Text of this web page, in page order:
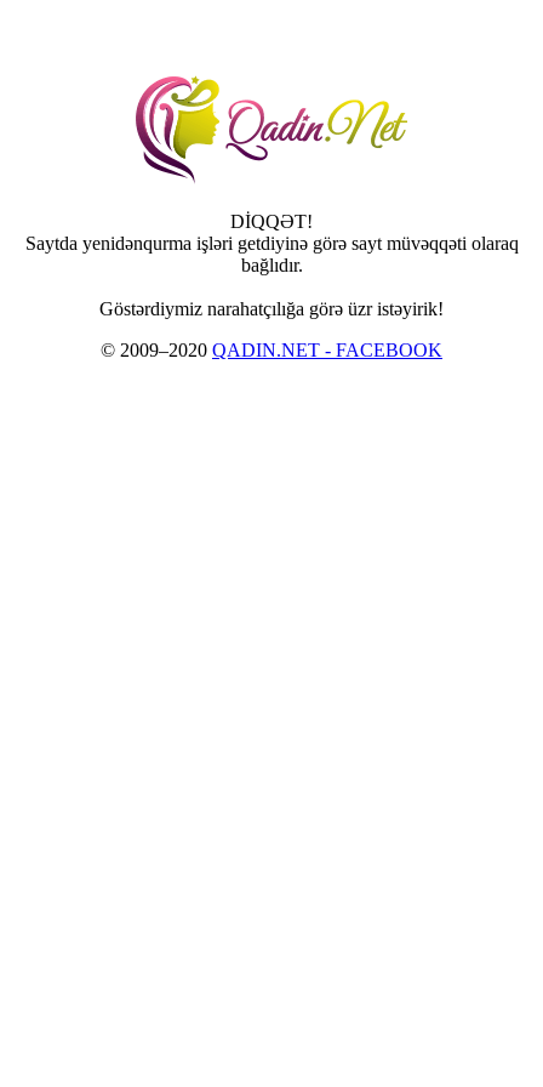
DİQQƏT!
Saytda yenidənqurma işləri getdiyinə görə sayt müvəqqəti olaraq
bağlıdır.
Göstərdiymiz narahatçılığa görə üzr istəyirik!
© 2009–2020 QADIN.NET - FACEBOOK